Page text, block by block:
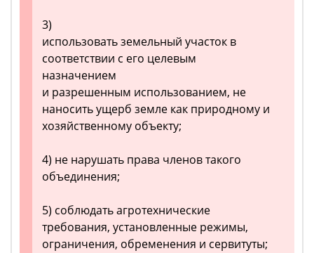
3)
использовать земельный участок в
соответствии с его целевым
назначением
и разрешенным использованием, не
наносить ущерб земле как природному и
хозяйственному объекту;
4) не нарушать права членов такого
объединения;
5) соблюдать агротехнические
требования, установленные режимы,
ограничения, обременения и сервитуты;